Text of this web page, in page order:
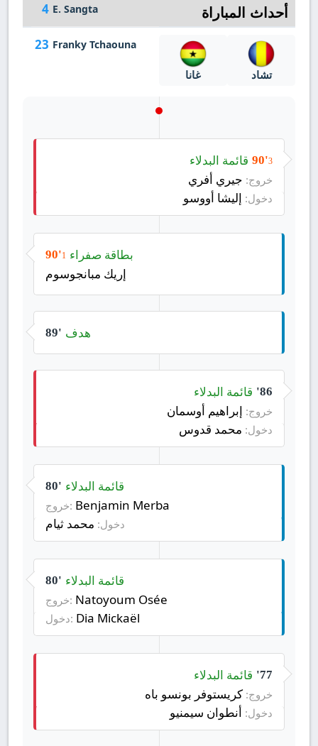
4 E. Sangta
23 Franky Tchaouna
أحداث المباراة
تشاد غانا
90'3 قائمة البدلاء
خروج: جيري أفري
دخول: إليشا أووسو
90'1 بطاقة صفراء
إريك مبانجوسوم
89' هدف
86' قائمة البدلاء
خروج: إبراهيم أوسمان
دخول: محمد قدوس
80' قائمة البدلاء
خروج: Benjamin Merba
دخول: محمد ثيام
80' قائمة البدلاء
خروج: Natoyoum Osée
دخول: Dia Mickaël
77' قائمة البدلاء
خروج: كريستوفر بونسو باه
دخول: أنطوان سيمنيو